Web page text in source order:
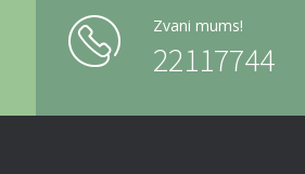
Zvani mums!
22117744